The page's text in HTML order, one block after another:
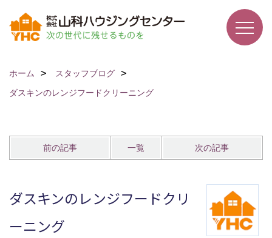
ホーム
スタッフブログ
ダスキンのレンジフードクリーニング
前の記事 一覧 次の記事
ダスキンのレンジフードクリ
ーニング